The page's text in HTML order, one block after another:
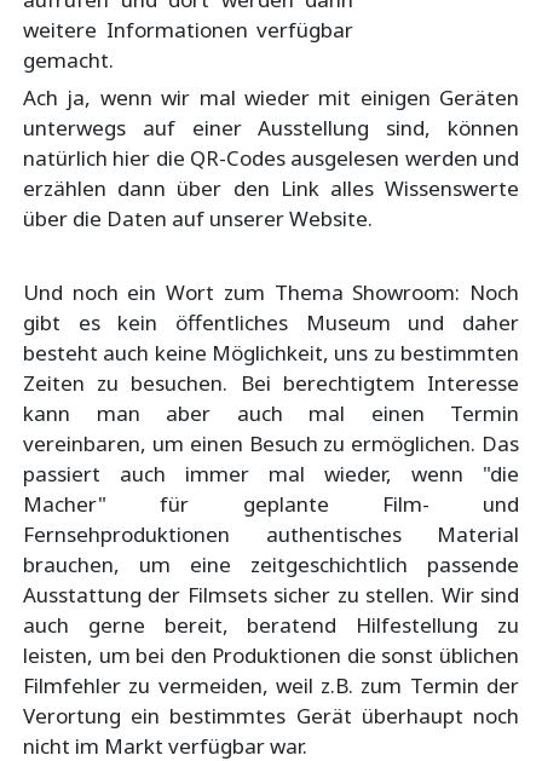
weitere Informationen verfügbar
gemacht.
Ach ja, wenn wir mal wieder mit einigen Geräten
unterwegs auf einer Ausstellung sind, können
natürlich hier die QR-Codes ausgelesen werden und
erzählen dann über den Link alles Wissenswerte
über die Daten auf unserer Website.
Und noch ein Wort zum Thema Showroom: Noch
gibt es kein öffentliches Museum und daher
besteht auch keine Möglichkeit, uns zu bestimmten
Zeiten zu besuchen. Bei berechtigtem Interesse
kann man aber auch mal einen Termin
vereinbaren, um einen Besuch zu ermöglichen. Das
passiert auch immer mal wieder, wenn "die
Macher" für geplante Film- und
Fernsehproduktionen authentisches Material
brauchen, um eine zeitgeschichtlich passende
Ausstattung der Filmsets sicher zu stellen. Wir sind
auch gerne bereit, beratend Hilfestellung zu
leisten, um bei den Produktionen die sonst üblichen
Filmfehler zu vermeiden, weil z.B. zum Termin der
Verortung ein bestimmtes Gerät überhaupt noch
nicht im Markt verfügbar war.